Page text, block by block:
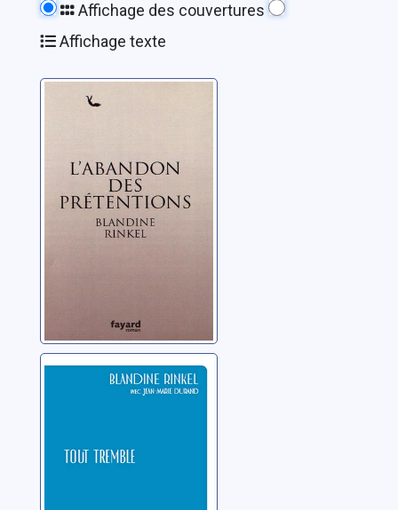
Affichage des couvertures
Affichage texte
L'abandon des
Tout tremble
Rinkel, Blandine